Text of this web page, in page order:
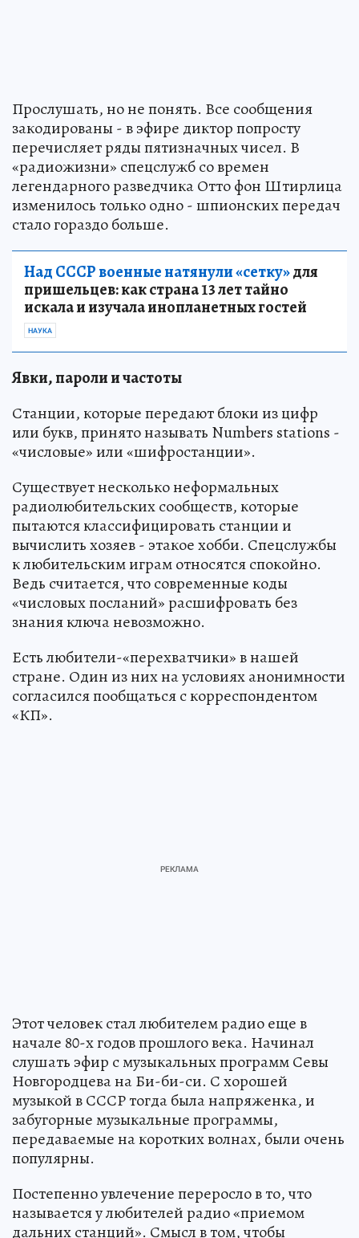
Прослушать, но не понять. Все сообщения
закодированы - в эфире диктор попросту
перечисляет ряды пятизначных чисел. В
«радиожизни» спецслужб со времен
легендарного разведчика Отто фон Штирлица
изменилось только одно - шпионских передач
стало гораздо больше.
Над СССР военные натянули «сетку»для
пришельцев: как страна 13 лет тайно
искала и изучала инопланетных гостей
НАУКА
Явки, пароли и частоты
Станции, которые передают блоки из цифр
или букв, принято называть Numbers stations -
«числовые» или «шифростанции».
Существует несколько неформальных
радиолюбительских сообществ, которые
пытаются классифицировать станции и
вычислить хозяев - этакое хобби. Спецслужбы
к любительским играм относятся спокойно.
Ведь считается, что современные коды
«числовых посланий» расшифровать без
знания ключа невозможно.
Есть любители-«перехватчики» в нашей
стране. Один из них на условиях анонимности
согласился пообщаться с корреспондентом
«КП».
Этот человек стал любителем радио еще в
начале 80-х годов прошлого века. Начинал
слушать эфир с музыкальных программ Севы
Новгородцева на Би-би-си. С хорошей
музыкой в СССР тогда была напряженка, и
забугорные музыкальные программы,
передаваемые на коротких волнах, были очень
популярны.
Постепенно увлечение переросло в то, что
называется у любителей радио «приемом
дальних станций». Смысл в том, чтобы